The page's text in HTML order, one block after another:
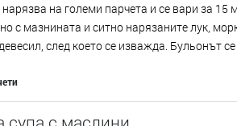
на големи парчета и се вари за 15
с мазнината и ситно нарязаните лук,
след което се изважда. Бульонът се